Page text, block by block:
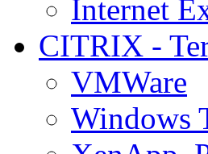
Internet
CITRIX -
VMWare
Windows